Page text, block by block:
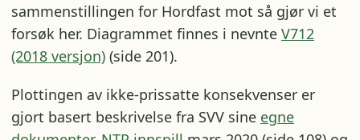
sammenstillingen for Hordfast mot så gjør vi et
forsøk her. Diagrammet finnes i nevnte V712
(2018 versjon) (side 201).
Plottingen av ikke-prissatte konsekvenser er
gjort basert beskrivelse fra SVV sine egne